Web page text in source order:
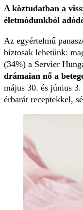
A köztudatban a
életmódunkból
Az egyértelmű
biztosak lehetünk:
(34%) a Servier
drámaian nő a
május 30. és június
érbarát receptekkel,